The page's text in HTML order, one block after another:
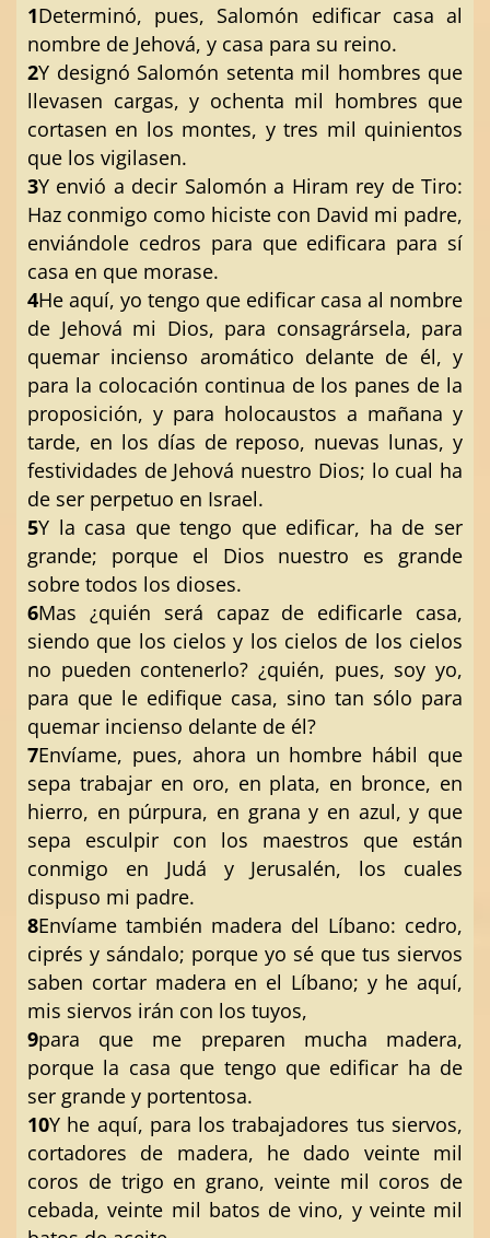
1Determinó, pues, Salomón edificar casa al
nombre de Jehová, y casa para su reino.
2Y designó Salomón setenta mil hombres que
llevasen cargas, y ochenta mil hombres que
cortasen en los montes, y tres mil quinientos
que los vigilasen.
3Y envió a decir Salomón a Hiram rey de Tiro:
Haz conmigo como hiciste con David mi padre,
enviándole cedros para que edificara para sí
casa en que morase.
4He aquí, yo tengo que edificar casa al nombre
de Jehová mi Dios, para consagrársela, para
quemar incienso aromático delante de él, y
para la colocación continua de los panes de la
proposición, y para holocaustos a mañana y
tarde, en los días de reposo, nuevas lunas, y
festividades de Jehová nuestro Dios; lo cual ha
de ser perpetuo en Israel.
5Y la casa que tengo que edificar, ha de ser
grande; porque el Dios nuestro es grande
sobre todos los dioses.
6Mas ¿quién será capaz de edificarle casa,
siendo que los cielos y los cielos de los cielos
no pueden contenerlo? ¿quién, pues, soy yo,
para que le edifique casa, sino tan sólo para
quemar incienso delante de él?
7Envíame, pues, ahora un hombre hábil que
sepa trabajar en oro, en plata, en bronce, en
hierro, en púrpura, en grana y en azul, y que
sepa esculpir con los maestros que están
conmigo en Judá y Jerusalén, los cuales
dispuso mi padre.
8Envíame también madera del Líbano: cedro,
ciprés y sándalo; porque yo sé que tus siervos
saben cortar madera en el Líbano; y he aquí,
mis siervos irán con los tuyos,
9para que me preparen mucha madera,
porque la casa que tengo que edificar ha de
ser grande y portentosa.
10Y he aquí, para los trabajadores tus siervos,
cortadores de madera, he dado veinte mil
coros de trigo en grano, veinte mil coros de
cebada, veinte mil batos de vino, y veinte mil